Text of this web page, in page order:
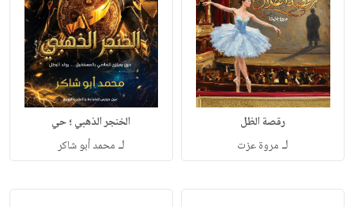
رقصة الظل
لـ مروة عزت
الخنجر الذهبي ؛ حي
لـ محمد أبو شاكر